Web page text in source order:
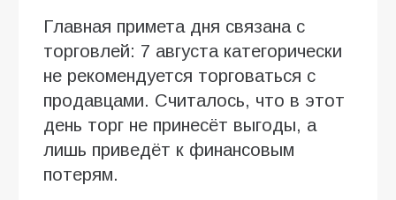
Главная примета дня связана с
торговлей: 7 августа категорически
не рекомендуется торговаться с
продавцами. Считалось, что в этот
день торг не принесёт выгоды, а
лишь приведёт к финансовым
потерям.